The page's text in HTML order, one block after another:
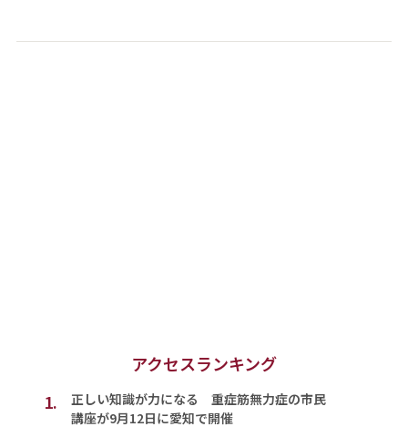
アクセスランキング
1.
正しい知識が力になる 重症筋無力症の市民
講座が9月12日に愛知で開催